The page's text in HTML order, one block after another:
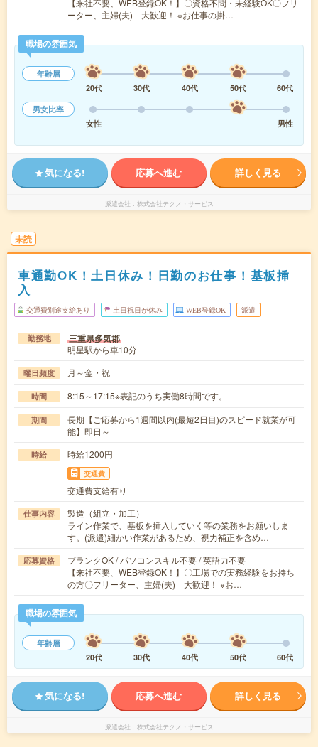
【来社不要、WEB登録OK！】〇資格不問・未経験OK〇フリ
ーター、主婦(夫) 大歓迎！ ※お仕事の掛…
職場の雰囲気
年齢層
20代
30代 40代 50代
60代
男女比率
女性
男性
気になる! 応募へ進む 詳しく見る
派遣会社 株式会社テクノ・サービス
未読
車通勤OK！土日休み！日勤のお仕事！基板挿
入
交通費別途支給あり 土日祝日が休み WEB登録OK 派遣
勤務地 三重県多気郡
明星駅から車10分
曜日頻度 月～金・祝
時間 8:15～17:15※表記のうち実働8時間です。
期間
長期【ご応募から1週間以内(最短2日目)のスピード就業が可
能】即日～
時給 時給1200円
交通費
交通費支給有り
仕事内容
製造（組立・加工）
ライン作業で、基板を挿入していく等の業務をお願いしま
す。(派遣)細かい作業があるため、視力補正を含め…
応募資格
ブランクOK / パソコンスキル不要 / 英語力不要
【来社不要、WEB登録OK！】〇工場での実務経験をお持ち
の方〇フリーター、主婦(夫) 大歓迎！ ※お…
職場の雰囲気
年齢層
20代
30代 40代 50代 60代
気になる! 応募へ進む 詳しく見る
派遣会社 株式会社テクノ・サービス